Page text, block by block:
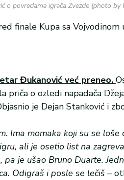
o povredama igrača Zvezde (photo
finale Kupa sa
Đukanović već preneo.
o ozledi napadača
je Dejan Stanković i
Ima momaka koji su se loše
ali je osetio list na
je ušao Bruno Duarte.
Odigraš i posle se lečiš –